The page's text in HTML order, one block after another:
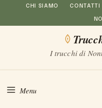
al
CHI SIAMO CONTATTI
I trucchi di
Menu